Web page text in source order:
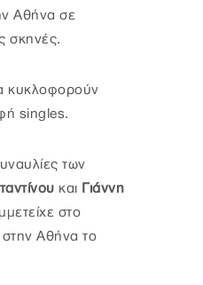
Αθήνα σε
σκηνές.
κυκλοφορούν
singles.
των
και Γιάννη
στο
στην Αθήνα το